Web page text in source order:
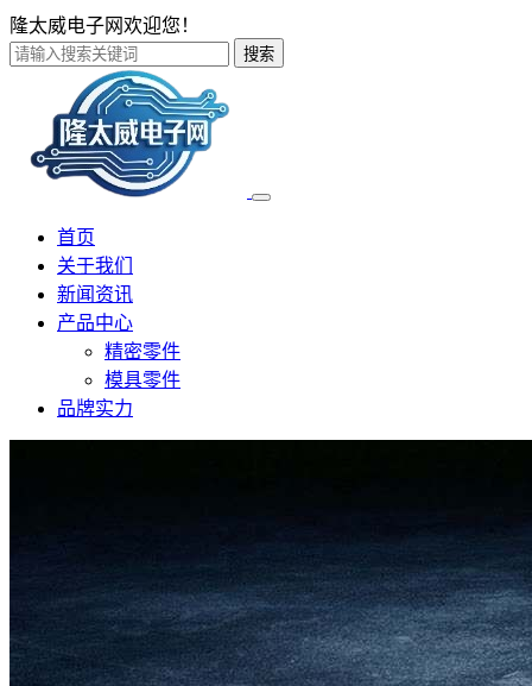
隆太威电子网欢迎您！
搜索
首页
关于我们
新闻资讯
产品中心
精密零件
模具零件
品牌实力